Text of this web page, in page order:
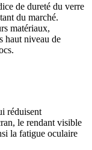
de dureté du verre
du marché.
matériaux,
haut niveau de
réduisent
le rendant visible
la fatigue oculaire